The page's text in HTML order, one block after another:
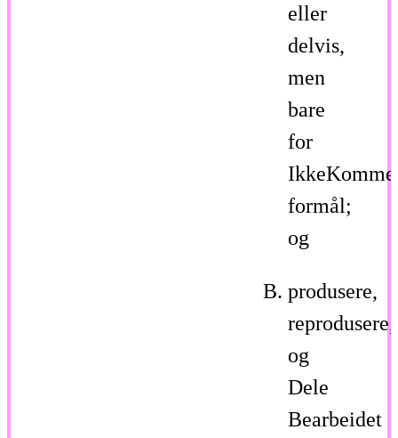
eller
delvis,
men
bare
for
formål;
og
produsere,
reprodusere,
og
Dele
Bearbeidet